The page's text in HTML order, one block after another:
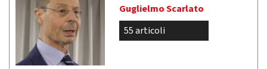
Guglielmo Scarlato
55 articoli